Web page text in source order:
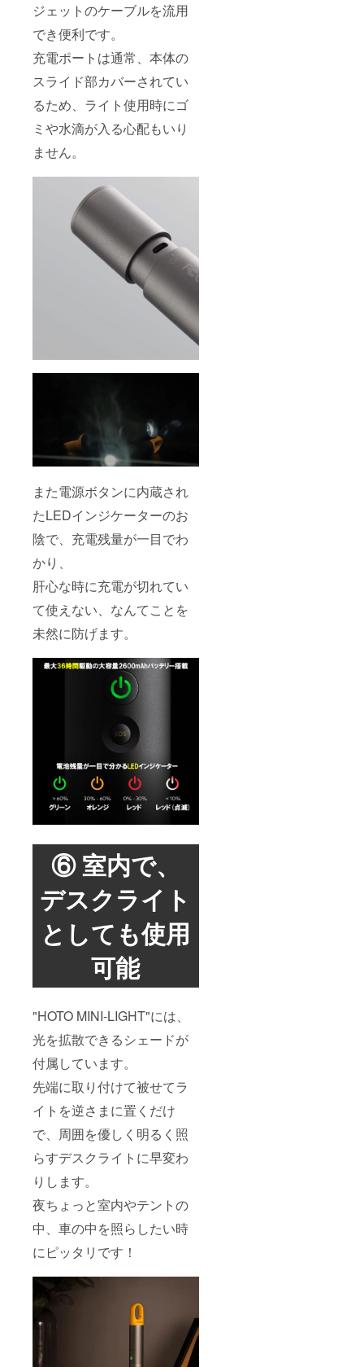
ジェットのケーブルを流用
でき便利です。
充電ポートは通常、本体の
スライド部カバーされてい
るため、ライト使用時にゴ
ミや水滴が入る心配もいり
ません。
また電源ボタンに内蔵され
たLEDインジケーターのお
陰で、充電残量が一目でわ
かり、
肝心な時に充電が切れてい
て使えない、なんてことを
未然に防げます。
⑥ 室内で、
デスクライト
としても使用
可能
"HOTO MINI-LIGHT"には、
光を拡散できるシェードが
付属しています。
先端に取り付けて被せてラ
イトを逆さまに置くだけ
で、周囲を優しく明るく照
らすデスクライトに早変わ
りします。
夜ちょっと室内やテントの
中、車の中を照らしたい時
にピッタリです！